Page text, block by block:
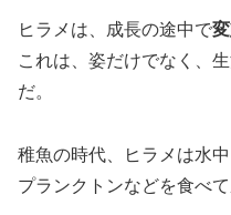
ヒラメは、成長の途中で
これは、姿だけでなく、
だ。
稚魚の時代、ヒラメは水中
プランクトンなどを食べて